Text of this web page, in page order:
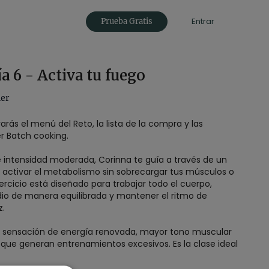
Prueba Gratis Entrar
6 - Activa tu fuego
el menú del Reto, la lista de la compra y las
Batch cooking.
intensidad moderada, Corinna te guía a través de un
el metabolismo sin sobrecargar tus músculos o
está diseñado para trabajar todo el cuerpo,
de manera equilibrada y mantener el ritmo de
sensación de energía renovada, mayor tono muscular
generan entrenamientos excesivos. Es la clase ideal
dinámico, despertando tu cuerpo, mejorando tu